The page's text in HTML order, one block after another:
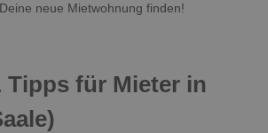
neue Mietwohnung finden!
Tipps für Mieter in